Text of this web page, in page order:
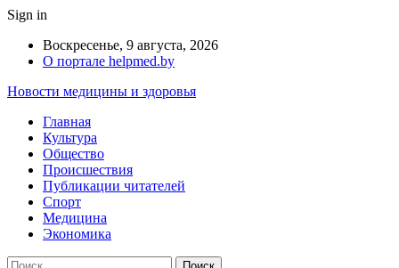
Sign in
Воскресенье, 9 августа, 2026
О портале helpmed.by
Новости медицины и здоровья
Главная
Культура
Общество
Происшествия
Публикации читателей
Спорт
Медицина
Экономика